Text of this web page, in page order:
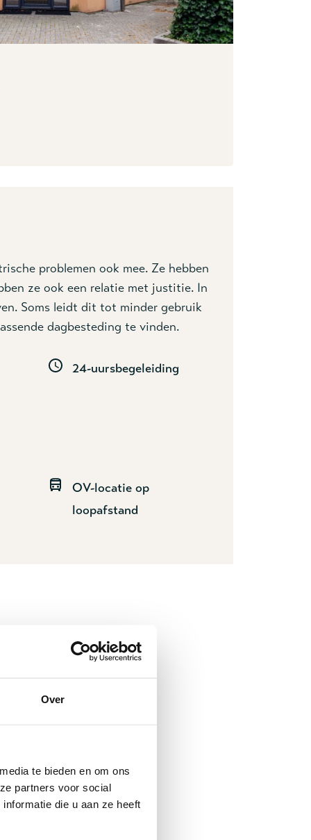
Over
te bieden en om ons
partners voor social
die u aan ze heeft
problemen ook mee. Ze hebben
ze ook een relatie met justitie. In
Soms leidt dit tot minder gebruik
dagbesteding te vinden.
24-uursbegeleiding
OV-locatie op
loopafstand
zijn te willen